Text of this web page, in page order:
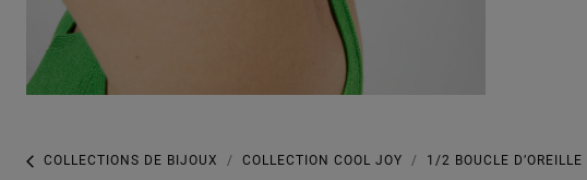
COLLECTIONS DE BIJOUX COLLECTION COOL JOY 1/2 BOUCLE